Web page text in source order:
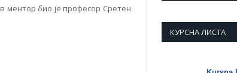
ментор био је професор Сретен
КУРСНА ЛИСТА